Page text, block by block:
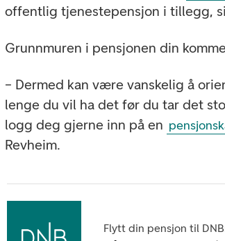
offentlig tjenestepensjon i tillegg,
Grunnmuren i pensjonen din
– Dermed kan være vanskelig å
lenge du vil ha det før du tar det
logg deg gjerne inn på en
Revheim.
Flytt din pensjon til